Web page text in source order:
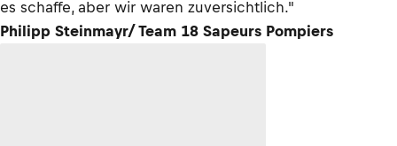
es schaffe, aber wir waren zuversichtlich."
Philipp Steinmayr/ Team 18 Sapeurs Pompiers